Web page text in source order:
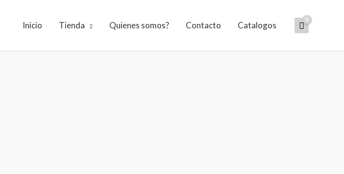
Inicio Tienda Quienes somos? Contacto Catalogos